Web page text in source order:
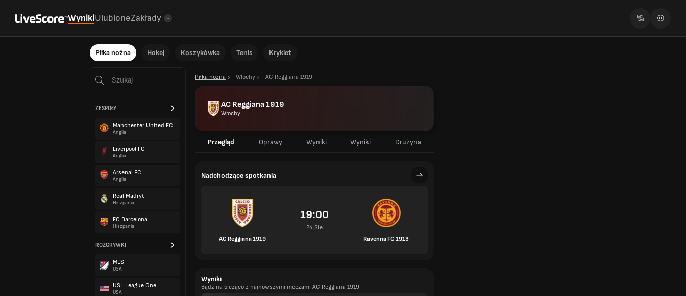
WynikiUlubioneZakłady
Piłka nożna Hokej Koszykówka Tenis Krykiet
ZESPOŁY
Manchester United FC
Anglia
Liverpool FC
Anglia
Arsenal FC
Anglia
Real Madryt
Hiszpania
FC Barcelona
Hiszpania
ROZGRYWKI
MLS
USA
USL League One
USA
Piłka nożna Włochy AC Reggiana 1919
AC Reggiana 1919
Włochy
Przegląd Oprawy Wyniki Wyniki Drużyna
Nadchodzące spotkania
AC Reggiana 1919
19:00
24 Sie
Ravenna FC 1913
Wyniki
Bądź na bieżąco z najnowszymi meczami AC Reggiana 1919